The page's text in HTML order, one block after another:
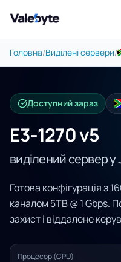
Valebyte
Головна/Виділені сервери/
Доступний зараз
E3-1270 v5
виділений сервер
Готова конфігурація з
каналом 5TB @ 1 Gbps.
захист і віддалене
Процесор (CPU)